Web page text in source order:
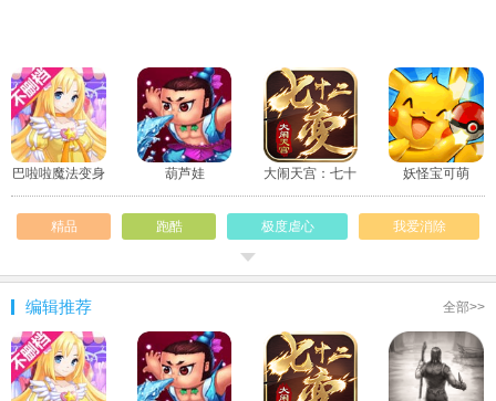
巴啦啦魔法变身
3
葫芦娃
大闹天宫：七十
二变
妖怪宝可萌
精品 跑酷 极度虐心 我爱消除
射击 女神
屌丝 下雨天 处女座 手机专享
全部>>
编辑推荐